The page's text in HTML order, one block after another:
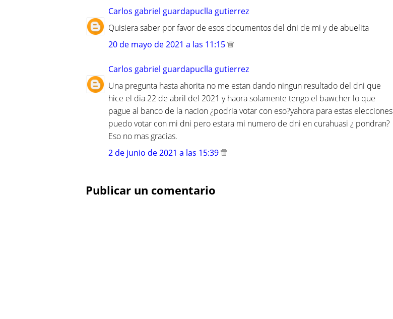
Carlos gabriel guardapuclla gutierrez
Quisiera saber por favor de esos documentos del dni de mi y de abuelita
20 de mayo de 2021 a las 11:15
Carlos gabriel guardapuclla gutierrez
Una pregunta hasta ahorita no me estan dando ningun resultado del dni que
hice el dia 22 de abril del 2021 y haora solamente tengo el bawcher lo que
pague al banco de la nacion ¿podria votar con eso?yahora para estas elecciones
puedo votar con mi dni pero estara mi numero de dni en curahuasi ¿ pondran?
Eso no mas gracias.
2 de junio de 2021 a las 15:39
Publicar un comentario